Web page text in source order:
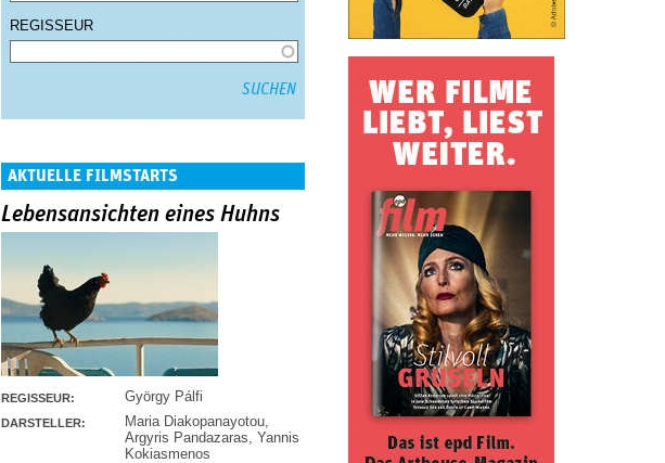
REGISSEUR
AKTUELLE FILMSTARTS
Lebensansichten eines Huhns
REGISSEUR: György Pálfi
DARSTELLER: Maria Diakopanayotou
Argyris Pandazaras Yannis
Kokiasmenos